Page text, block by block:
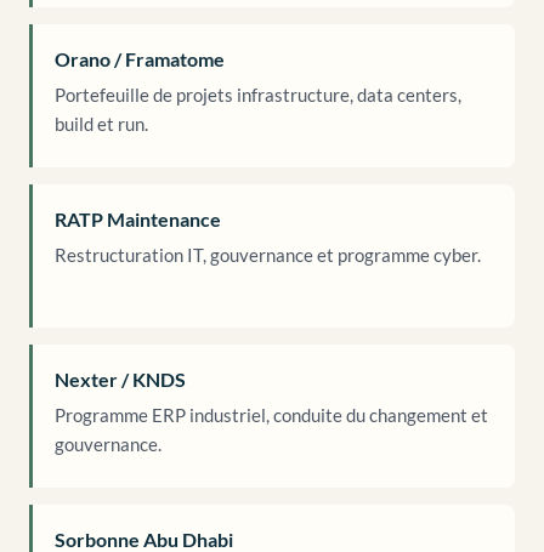
Orano / Framatome
Portefeuille de projets infrastructure, data centers,
build et run.
RATP Maintenance
Restructuration IT, gouvernance et programme cyber.
Nexter / KNDS
Programme ERP industriel, conduite du changement et
gouvernance.
Sorbonne Abu Dhabi